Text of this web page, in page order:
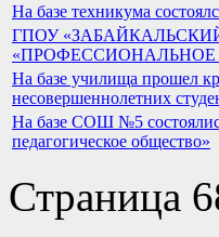
На базе техникума
ГПОУ
«ПРОФЕССИОНАЛЬНОЕ
На базе училища прошел
несовершеннолетних
На базе СОШ №5
педагогическое общество»
Страница